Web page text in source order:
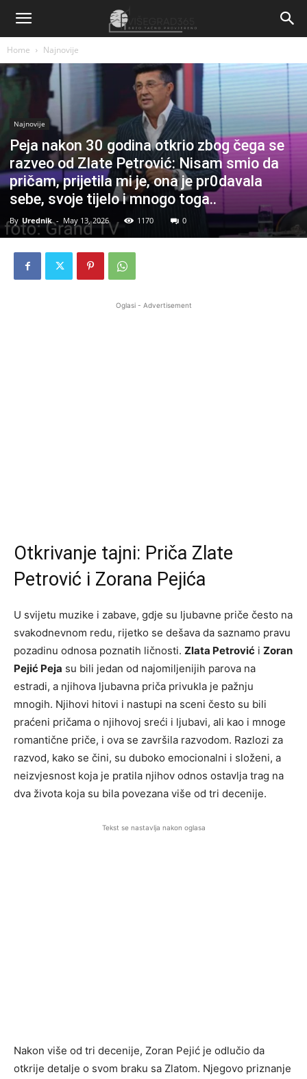
Home Najnovije
Najnovije
Peja nakon 30 godina otkrio zbog čega se
razveo od Zlate Petrović: Nisam smio da
pričam, prijetila mi je, ona je pr0davala
sebe, svoje tijeIo i mnogo toga..
By Urednik - May 13, 2026 1170 0
Oglasi - Advertisement
Otkrivanje tajni: Priča Zlate
Petrović i Zorana Pejića
U svijetu muzike i zabave, gdje su ljubavne priče često na
svakodnevnom redu, rijetko se dešava da saznamo pravu
pozadinu odnosa poznatih ličnosti. Zlata Petrović i Zoran
Pejić Peja su bili jedan od najomiljenijih parova na
estradi, a njihova ljubavna priča privukla je pažnju
mnogih. Njihovi hitovi i nastupi na sceni često su bili
praćeni pričama o njihovoj sreći i ljubavi, ali kao i mnoge
romantične priče, i ova se završila razvodom. Razlozi za
razvod, kako se čini, su duboko emocionalni i složeni, a
neizvjesnost koja je pratila njihov odnos ostavlja trag na
dva života koja su bila povezana više od tri decenije.
Tekst se nastavlja nakon oglasa
Nakon više od tri decenije, Zoran Pejić je odlučio da
otkrije detalje o svom braku sa Zlatom. Njegovo priznanje